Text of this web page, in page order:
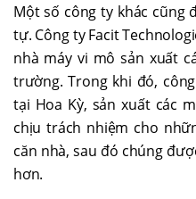
Một số công ty khác
tự. Công ty Facit
nhà máy vi mô sản xuất
trường. Trong khi đó,
tại Hoa Kỳ, sản xuất các
chịu trách nhiệm cho
căn nhà, sau đó chúng
hơn.